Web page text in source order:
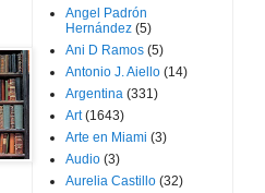
Angel Padrón
Hernández (5)
Ani D Ramos (5)
Antonio J. Aiello (14)
Argentina (331)
Art (1643)
Arte en Miami (3)
Audio (3)
Aurelia Castillo (32)